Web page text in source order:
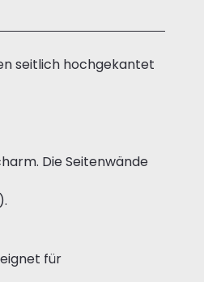
seitlich hochgekantet
Die Seitenwände
für